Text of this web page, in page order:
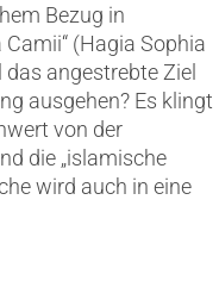
Bezug in
(Hagia Sophia
angestrebte Ziel
ausgehen? Es klingt
von der
die „islamische
wird auch in eine